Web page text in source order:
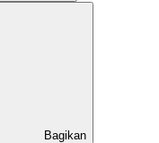
Bagikan